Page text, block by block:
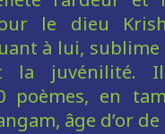
le dieu
à lui,
la juvénilité.
poèmes, en
âge d’or